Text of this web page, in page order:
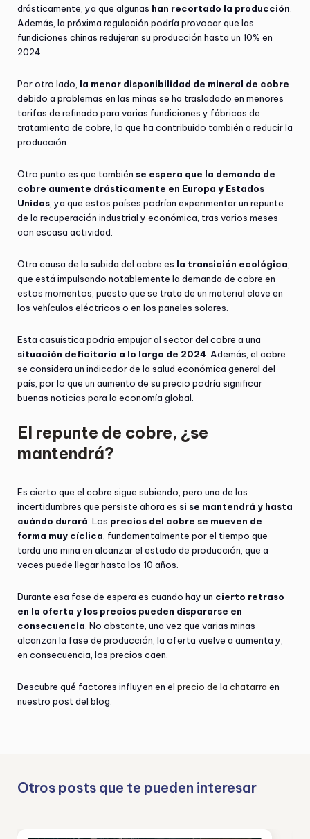
drásticamente, ya que algunas han recortado la producción
Además, la próxima regulación podría provocar que las
fundiciones chinas redujeran su producción hasta un 10% en
2024.
Por otro lado, la menor disponibilidad de mineral de cobre
debido a problemas en las minas se ha trasladado en menores
tarifas de refinado para varias fundiciones y fábricas de
tratamiento de cobre, lo que ha contribuido también a reducir la
producción.
Otro punto es que también se espera que la demanda de
cobre aumente drásticamente en Europa y Estados
Unidos , ya que estos países podrían experimentar un repunte
de la recuperación industrial y económica, tras varios meses
con escasa actividad.
Otra causa de la subida del cobre es la transición ecológica
que está impulsando notablemente la demanda de cobre en
estos momentos, puesto que se trata de un material clave en
los vehículos eléctricos o en los paneles solares.
Esta casuística podría empujar al sector del cobre a una
situación deficitaria a lo largo de 2024 . Además, el cobre
se considera un indicador de la salud económica general del
país, por lo que un aumento de su precio podría significar
buenas noticias para la economía global.
El repunte de cobre, ¿se
mantendrá?
Es cierto que el cobre sigue subiendo, pero una de las
incertidumbres que persiste ahora es si se mantendrá y hasta
cuándo durará . Los precios del cobre se mueven de
forma muy cíclica , fundamentalmente por el tiempo que
tarda una mina en alcanzar el estado de producción, que a
veces puede llegar hasta los 10 años.
Durante esa fase de espera es cuando hay un cierto retraso
en la oferta y los precios pueden dispararse en
consecuencia . No obstante, una vez que varias minas
alcanzan la fase de producción, la oferta vuelve a aumenta y,
en consecuencia, los precios caen.
Descubre qué factores influyen en el precio de la chatarra en
nuestro post del blog.
Otros posts que te pueden interesar